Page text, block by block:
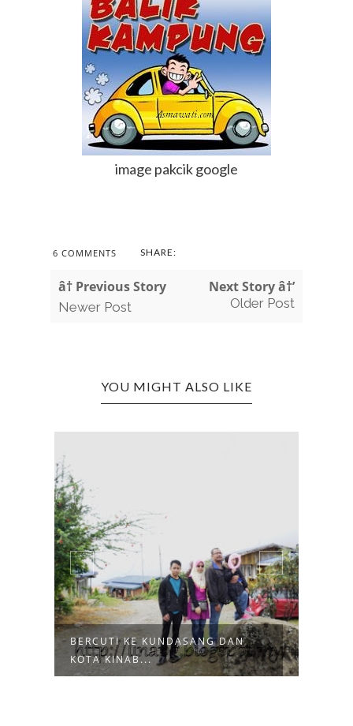
image pakcik google
6 COMMENTS SHARE:
â† Previous Story
Newer Post
Next Story â†’
Older Post
YOU MIGHT ALSO LIKE
BERCUTI KE KUNDASANG DAN
KOTA KINAB...